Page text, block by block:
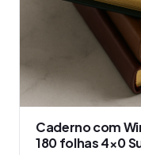
Caderno com
180 folhas 4×0